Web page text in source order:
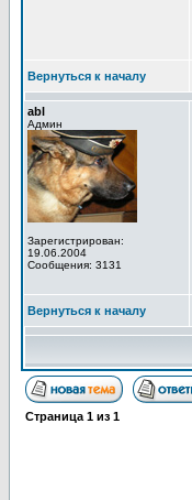
Вернуться к началу
abl
Админ
Зарегистрирован:
19.06.2004
Сообщения: 3131
Вернуться к началу
Страница 1 из 1